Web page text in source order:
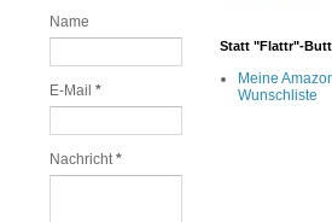
Name
E-Mail *
Nachricht*
Statt "Flattr"-
Meine
Wunschliste